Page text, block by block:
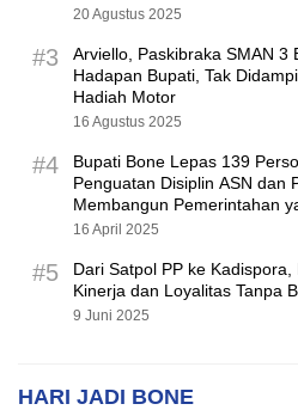
20 Agustus 2025
#3
Arviello, Paskibraka SMAN 3
Hadapan Bupati, Tak
Hadiah Motor
16 Agustus 2025
#4
Bupati Bone Lepas 139
Penguatan Disiplin ASN dan
Membangun Pemerintahan
16 April 2025
#5
Dari Satpol PP ke
Kinerja dan Loyalitas Tanpa
9 Juni 2025
HARI JADI BONE